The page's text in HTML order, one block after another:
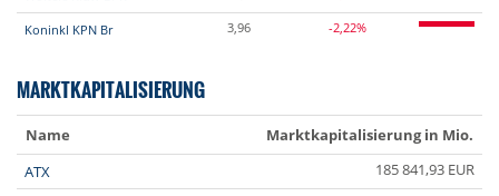
Koninkl KPN Br 3,96 -2,22%
MARKTKAPITALISIERUNG
Name
Marktkapitalisierung in Mio.
ATX
185 841,93 EUR